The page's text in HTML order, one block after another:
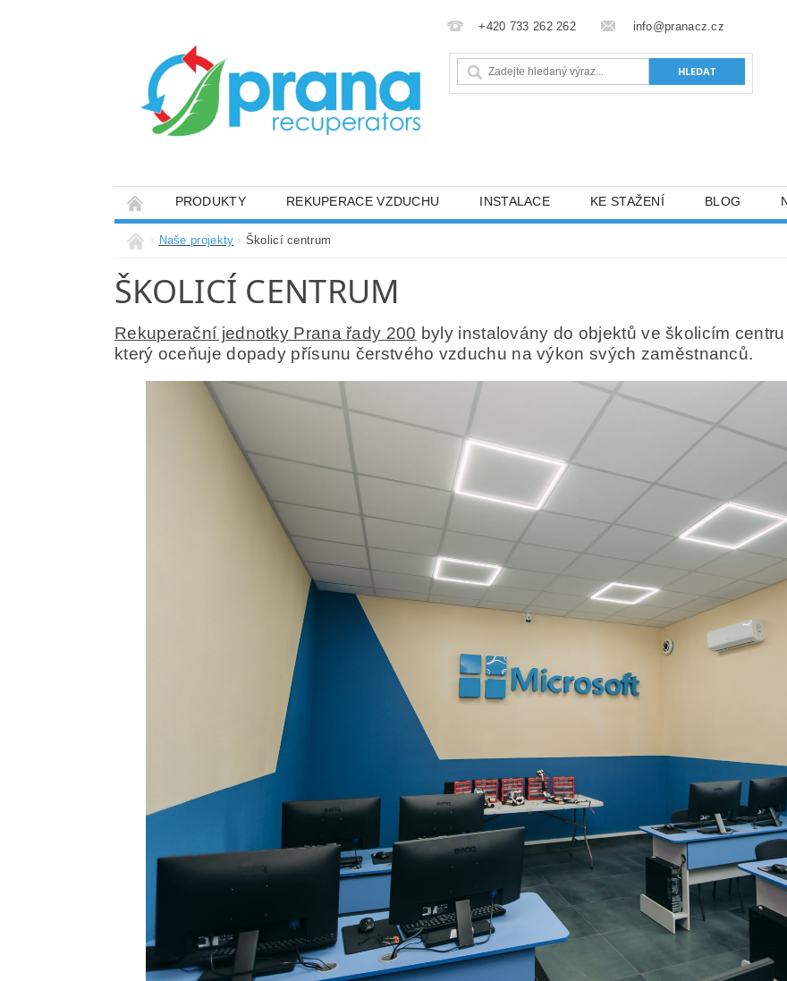
+420 733 262 262 info@pranacz.cz
PRODUKTY REKUPERACE VZDUCHU INSTALACE KE STAŽENÍ BLOG
Naše projekty Školicí centrum
ŠKOLICÍ CENTRUM
Rekuperační jednotky Prana řady 200 byly instalovány do objektů ve školicím
který oceňujedopady přísunu čerstvého vzduchu na výkon svých zaměstnanců.